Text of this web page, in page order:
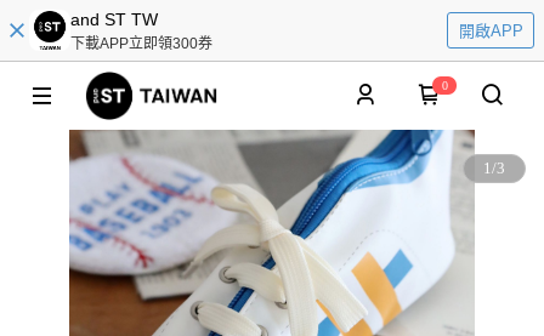
and ST TW
下載APP立即領300券
開啟APP
0
1/3